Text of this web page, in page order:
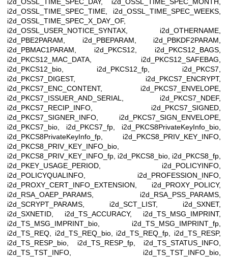
i2d_OSSL_TIME_SPEC_TIME, i2d_OSSL_TIME_SPEC_WEEKS,
i2d_OSSL_TIME_SPEC_X_DAY_OF,
i2d_OSSL_USER_NOTICE_SYNTAX, i2d_OTHERNAME,
i2d_PBE2PARAM, i2d_PBEPARAM, i2d_PBKDF2PARAM,
i2d_PBMAC1PARAM, i2d_PKCS12, i2d_PKCS12_BAGS,
i2d_PKCS12_MAC_DATA, i2d_PKCS12_SAFEBAG,
i2d_PKCS12_bio, i2d_PKCS12_fp, i2d_PKCS7,
i2d_PKCS7_DIGEST, i2d_PKCS7_ENCRYPT,
i2d_PKCS7_ENC_CONTENT, i2d_PKCS7_ENVELOPE,
i2d_PKCS7_ISSUER_AND_SERIAL, i2d_PKCS7_NDEF,
i2d_PKCS7_RECIP_INFO, i2d_PKCS7_SIGNED,
i2d_PKCS7_SIGNER_INFO, i2d_PKCS7_SIGN_ENVELOPE,
i2d_PKCS7_bio, i2d_PKCS7_fp, i2d_PKCS8PrivateKeyInfo_bio,
i2d_PKCS8PrivateKeyInfo_fp, i2d_PKCS8_PRIV_KEY_INFO,
i2d_PKCS8_PRIV_KEY_INFO_bio,
i2d_PKCS8_PRIV_KEY_INFO_fp, i2d_PKCS8_bio, i2d_PKCS8_fp,
i2d_PKEY_USAGE_PERIOD, i2d_POLICYINFO,
i2d_POLICYQUALINFO, i2d_PROFESSION_INFO,
i2d_PROXY_CERT_INFO_EXTENSION, i2d_PROXY_POLICY,
i2d_RSA_OAEP_PARAMS, i2d_RSA_PSS_PARAMS,
i2d_SCRYPT_PARAMS, i2d_SCT_LIST, i2d_SXNET,
i2d_SXNETID, i2d_TS_ACCURACY, i2d_TS_MSG_IMPRINT,
i2d_TS_MSG_IMPRINT_bio, i2d_TS_MSG_IMPRINT_fp,
i2d_TS_REQ, i2d_TS_REQ_bio, i2d_TS_REQ_fp, i2d_TS_RESP,
i2d_TS_RESP_bio, i2d_TS_RESP_fp, i2d_TS_STATUS_INFO,
i2d_TS_TST_INFO, i2d_TS_TST_INFO_bio,